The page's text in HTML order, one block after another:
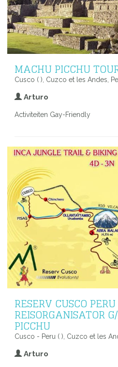
MACHU PICCHU
Cusco ( ), Cuzco et les Andes,
Arturo
Activiteiten Gay-Friendly
RESERV CUSCO
REISORGANISATOR
PICCHU
Cusco - Peru ( ), Cuzco et les
Arturo